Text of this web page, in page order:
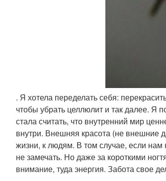
. Я хотела переделать себя:
чтобы убрать целлюлит и так далее. Я
стала считать, что внутренний мир
внутри. Внешняя красота (не внешние
жизни, к людям. В том случае, если нам
не замечать. Но даже за короткими
внимание, туда энергия. Забота свое